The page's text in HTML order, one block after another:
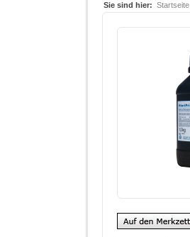
Sie sind hier: Startseite